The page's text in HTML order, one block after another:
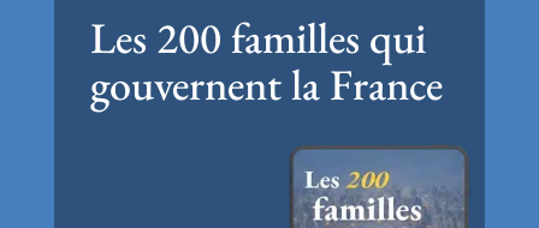
Les 200 familles qui
gouvernent la France